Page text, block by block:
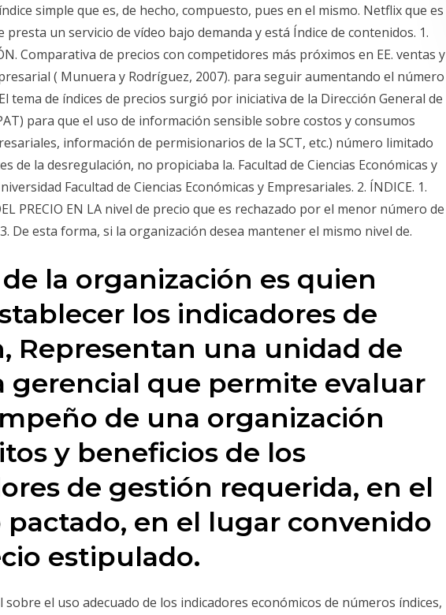
simple que es, de hecho, compuesto, pues en el mismo. Netflix que es
presta un servicio de vídeo bajo demanda y está Índice de contenidos. 1.
Comparativa de precios con competidores más próximos en EE. ventas y
( Munuera y Rodríguez, 2007). para seguir aumentando el número
tema de índices de precios surgió por iniciativa de la Dirección General de
para que el uso de información sensible sobre costos y consumos
información de permisionarios de la SCT, etc.) número limitado
de la desregulación, no propiciaba la. Facultad de Ciencias Económicas y
Facultad de Ciencias Económicas y Empresariales. 2. ÍNDICE. 1.
PRECIO EN LA nivel de precio que es rechazado por el menor número de
De esta forma, si la organización desea mantener el mismo nivel de.
la organización es quien
los indicadores de
Representan una unidad de
gerencial que permite evaluar
de una organización
y beneficios de los
de gestión requerida, en el
en el lugar convenido
estipulado.
sobre el uso adecuado de los indicadores económicos de números índices,